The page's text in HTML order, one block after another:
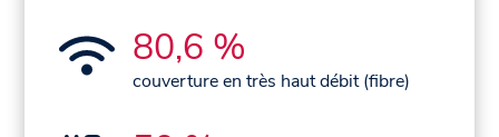
80,6 %
couverture en très haut débit (fibre)